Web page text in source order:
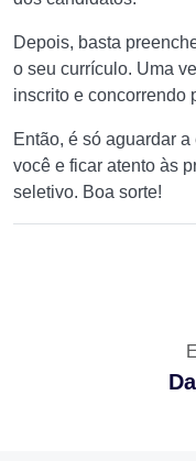
Depois, basta
o seu currículo. Uma
inscrito e concorrendo
Então, é só aguardar
você e ficar atento às
seletivo. Boa sorte!